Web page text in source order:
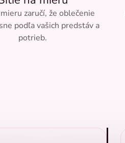
zaručí, že oblečenie
podľa vašich predstáv a
potrieb.